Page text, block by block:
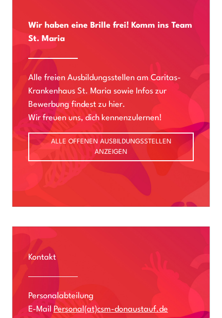
Wir haben eine Brille frei! Komm ins Team
St. Maria
Alle freien Ausbildungsstellen am Caritas-
Krankenhaus St. Maria sowie Infos zur
Bewerbung findest zu hier.
Wir freuen uns, dich kennenzulernen!
ALLE OFFENEN AUSBILDUNGSSTELLEN
ANZEIGEN
Kontakt
Personalabteilung
E-MailPersonal(at)csm-donaustauf.de